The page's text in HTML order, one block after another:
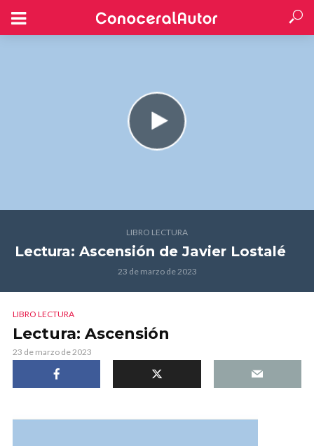
LIBRO LECTURA
Lectura: Ascensión de Javier Lostalé
23 de marzo de 2023
LIBRO LECTURA
Lectura: Ascensión
23 de marzo de 2023